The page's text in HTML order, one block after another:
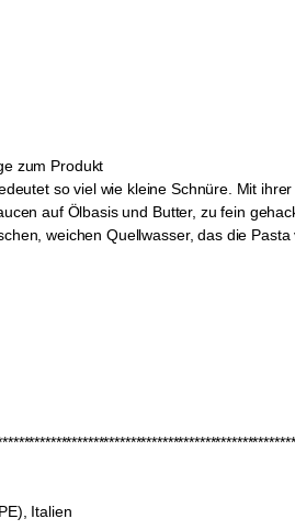
zum Produkt
so viel wie kleine Schnüre. Mit
auf Ölbasis und Butter, zu fein
weichen Quellwasser, das die
Italien